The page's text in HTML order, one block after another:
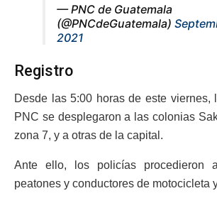
— PNC de Guatemala
(@PNCdeGuatemala)
2021
Registro
Desde las 5:00 horas de este viernes,
PNC se desplegaron a las colonias
zona 7, y a otras de la capital.
Ante ello, los policías procedieron
peatones y conductores de motocicleta